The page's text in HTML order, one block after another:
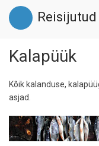
Liigu
edasi
põhisisu
Reisijutud
Kalapüük
Kõik kalanduse,
asjad.